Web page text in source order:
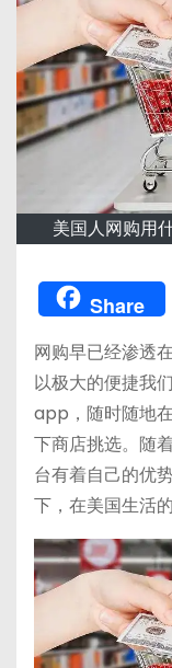
美国人网购用
Share
网购早已经渗透
以极大的便捷我
app，随时随地
下商店挑选。随
台有着自己的优
下，在美国生活